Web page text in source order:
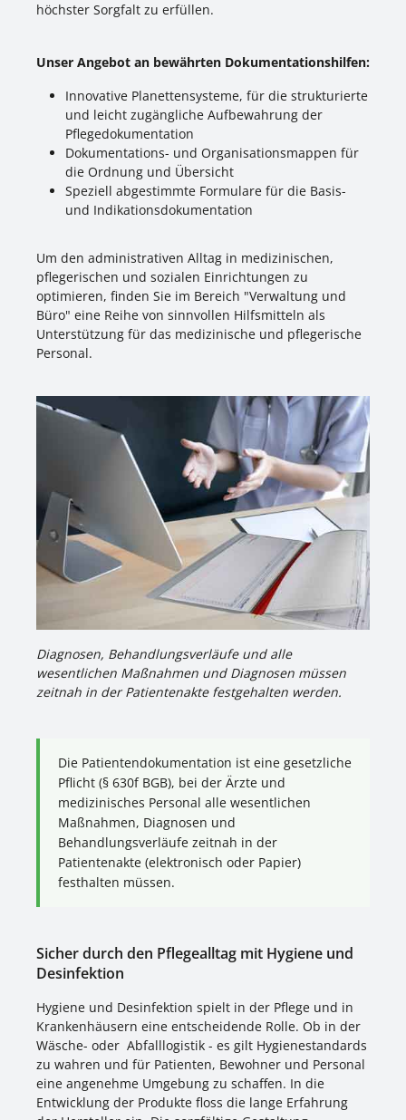
höchster Sorgfalt zu erfüllen.
Unser Angebot an bewährten Dokumentationshilfen:
Innovative Planettensysteme, für die strukturierte
und leicht zugängliche Aufbewahrung der
Pflegedokumentation
Dokumentations- und Organisationsmappen für
die Ordnung und Übersicht
Speziell abgestimmte Formulare für die Basis-
und Indikationsdokumentation
Um den administrativen Alltag in medizinischen,
pflegerischen und sozialen Einrichtungen zu
optimieren, finden Sie im Bereich "Verwaltung und
Büro" eine Reihe von sinnvollen Hilfsmitteln als
Unterstützung für das medizinische und pflegerische
Personal.
Diagnosen, Behandlungsverläufe und alle
wesentlichen Maßnahmen und Diagnosen müssen
zeitnah in der Patientenakte festgehalten werden.
Die Patientendokumentation ist eine gesetzliche
Pflicht (§ 630f BGB), bei der Ärzte und
medizinisches Personal alle wesentlichen
Maßnahmen, Diagnosen und
Behandlungsverläufe zeitnah in der
Patientenakte (elektronisch oder Papier)
festhalten müssen.
Sicher durch den Pflegealltag mit Hygiene und
Desinfektion
Hygiene und Desinfektion spielt in der Pflege und in
Krankenhäusern eine entscheidende Rolle. Ob in der
Wäsche- oder Abfalllogistik - es gilt Hygienestandards
zu wahren und für Patienten, Bewohner und Personal
eine angenehme Umgebung zu schaffen. In die
Entwicklung der Produkte floss die lange Erfahrung